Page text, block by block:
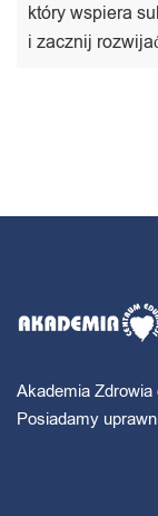
który wspiera
i zacznij
Akademia Zdrowia
Posiadamy